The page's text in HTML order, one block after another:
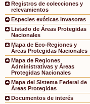
Registros de colecciones y
relevamientos
Especies exóticas invasoras
Listado de Áreas Protegidas
Nacionales
Mapa de Eco-Regiones y
Áreas Protegidas Nacionales
Mapa de Regiones
Administrativas y Áreas
Protegidas Nacionales
Mapa del Sistema Federal de
Áreas Protegidas
Documentos de interés